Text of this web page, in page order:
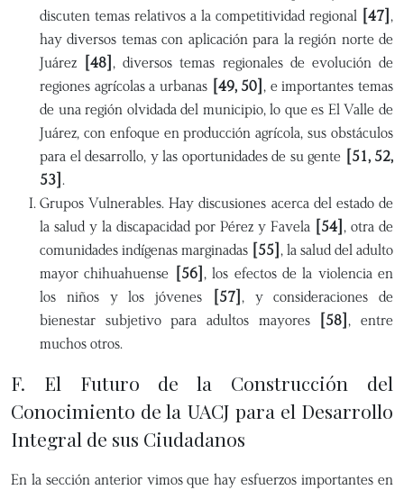
discuten temas relativos a la competitividad regional [47] ,
hay diversos temas con aplicación para la región norte de
Juárez
[48], diversos temas regionales de evolución de
regiones agrícolas a urbanas [49, 50], e importantes temas
de una región olvidada del municipio, lo que es El Valle de
Juárez, con enfoque en producción agrícola, sus obstáculos
para el desarrollo, y las oportunidades de su gente
[51, 52,
53] .
Grupos Vulnerables. Hay discusiones acerca del estado de
la salud y la discapacidad por Pérez y Favela
[54] , otra de
comunidades indígenas marginadas [55] , la salud del adulto
mayor chihuahuense
[56] , los efectos de la violencia en
los niños y los jóvenes
[57] , y consideraciones de
bienestar subjetivo para adultos mayores
[58], entre
muchos otros.
F. El Futuro de la Construcción del
Conocimiento de la UACJ para el Desarrollo
Integral de sus Ciudadanos
En la sección anterior vimos que hay esfuerzos importantes en